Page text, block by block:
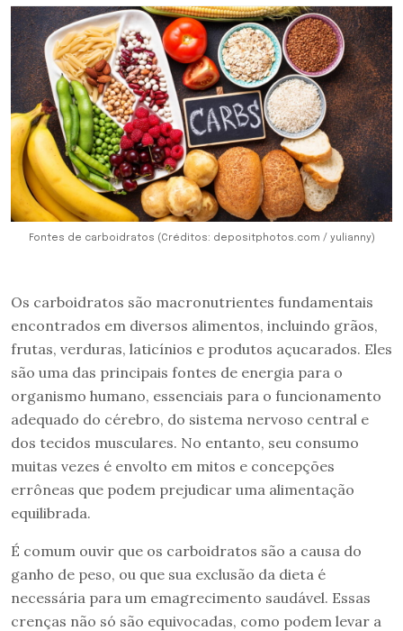
Fontes de carboidratos (Créditos: depositphotos.com / yulianny)
Os carboidratos são macronutrientes fundamentais
encontrados em diversos alimentos, incluindo grãos,
frutas, verduras, laticínios e produtos açucarados. Eles
são uma das principais fontes de energia para o
organismo humano, essenciais para o funcionamento
adequado do cérebro, do sistema nervoso central e
dos tecidos musculares. No entanto, seu consumo
muitas vezes é envolto em mitos e concepções
errôneas que podem prejudicar uma alimentação
equilibrada.
É comum ouvir que os carboidratos são a causa do
ganho de peso, ou que sua exclusão da dieta é
necessária para um emagrecimento saudável. Essas
crenças não só são equivocadas, como podem levar a